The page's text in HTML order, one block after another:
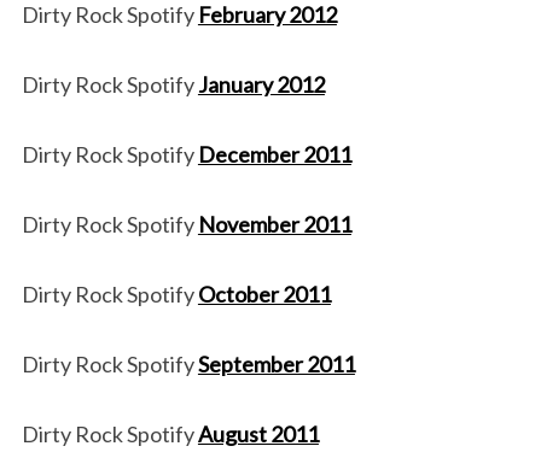
Dirty Rock Spotify February 2012
Dirty Rock SpotifyJanuary 2012
Dirty Rock Spotify December 2011
Dirty Rock Spotify November 2011
Dirty Rock SpotifyOctober 2011
Dirty Rock SpotifySeptember 2011
Dirty Rock SpotifyAugust 2011